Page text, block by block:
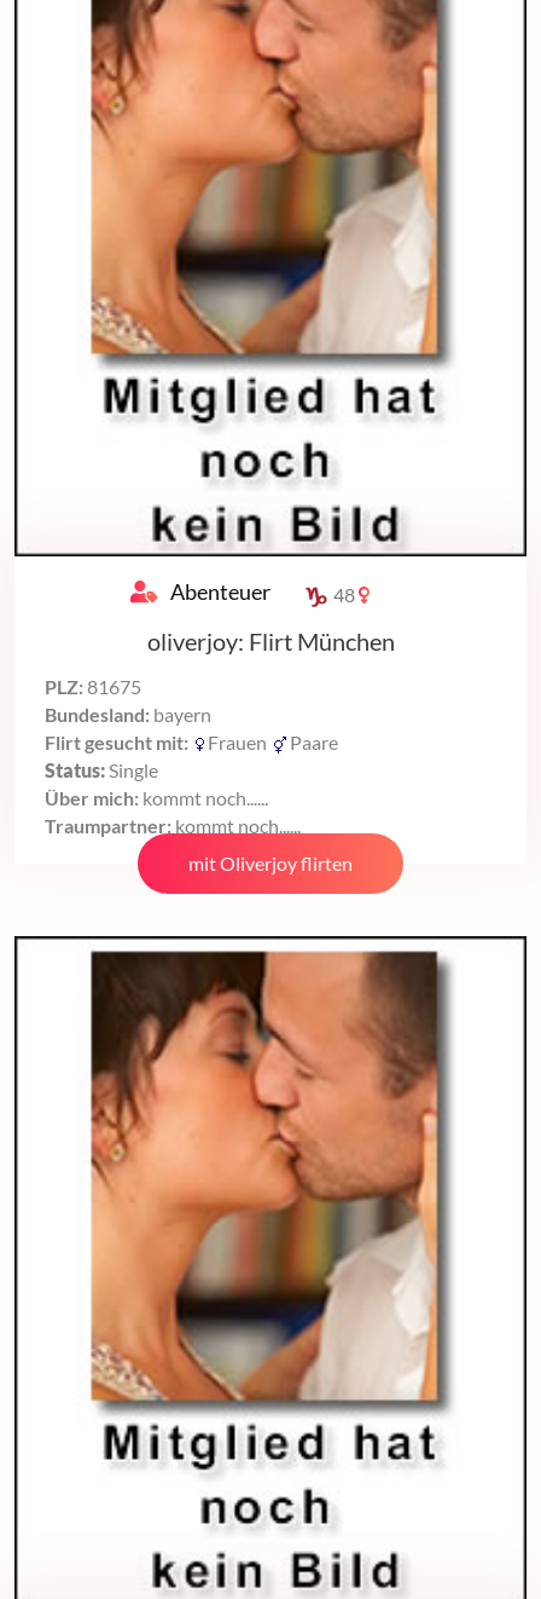
Abenteuer 48
oliverjoy: Flirt München
PLZ: 81675
Bundesland: bayern
Flirt gesucht mit:
Frauen
Paare
Status: Single
Über mich: kommt noch......
Traumpartner: kommt noch......
mit Oliverjoy flirten